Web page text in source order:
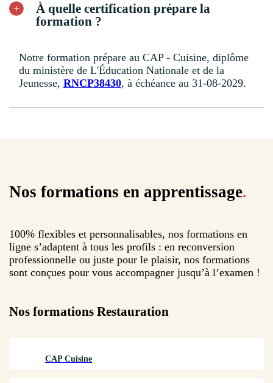
À quelle certification prépare la
formation ?
Notre formation prépare au CAP - Cuisine, diplôme
du ministère de L'Éducation Nationale et de la
Jeunesse, RNCP38430, à échéance au 31-08-2029.
Nos formations en apprentissage.
100% flexibles et personnalisables, nos formations en
ligne s’adaptent à tous les profils : en reconversion
professionnelle ou juste pour le plaisir, nos formations
sont conçues pour vous accompagner jusqu’à l’examen !
Nos formations Restauration
CAP Cuisine